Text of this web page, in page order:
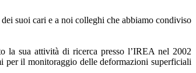
suoi cari e a noi colleghi che abbiamo condiviso
la sua attività di ricerca presso l’IREA nel 2002
per il monitoraggio delle deformazioni superficiali